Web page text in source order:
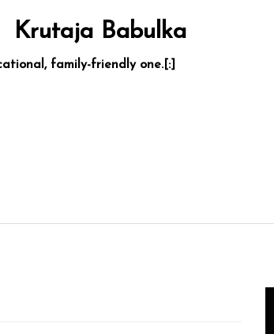
Krutaja Babulka
family-friendly one.[:]